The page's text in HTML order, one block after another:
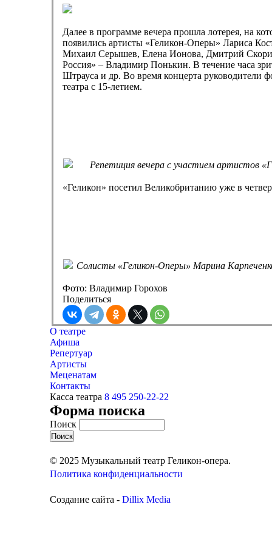
Далее в программе вечера прошла лотерея, на
появились артисты «Геликон-Оперы» Лариса
Михаил Серышев, Елена Ионова, Дмитрий
Россия» – Владимир Понькин. В течение часа
Штрауса и др. Во время концерта руководители
театра с 15-летием.
Репетиция вечера с участием артистов
«Геликон» посетил Великобританию уже в
Солисты «Геликон-Оперы» Марина
Фото: Владимир Горохов
Поделиться
О театре
Афиша
Репертуар
Артисты
Меценатам
Контакты
Касса театра 8 495 250-22-22
Форма поиска
Поиск
© 2025 Музыкальный театр Геликон-опера.
Политика конфиденциальности
Создание сайта - Dillix Media